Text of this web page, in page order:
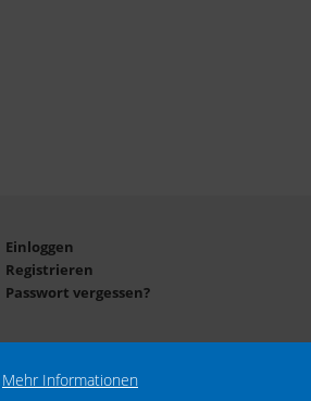
Mehr Informationen
Einloggen
Registrieren
Passwort vergessen?